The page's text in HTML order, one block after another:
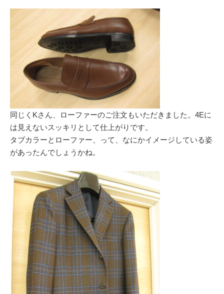
同じくKさん、ローファーのご注文もいただきました。4Eに
は見えないスッキリとして仕上がりです。
タブカラーとローファー、って、なにかイメージしている姿
があったんでしょうかね。